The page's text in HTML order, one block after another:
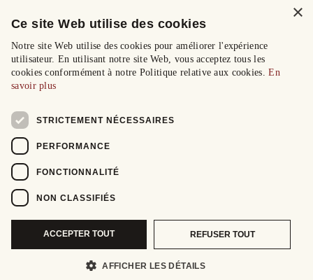
×
Ce site Web utilise des cookies
Notre site Web utilise des cookies pour améliorer l'expérience
utilisateur. En utilisant notre site Web, vous acceptez tous les
cookies conformément à notre Politique relative aux cookies.En
savoir plus
STRICTEMENT NÉCESSAIRES
PERFORMANCE
FONCTIONNALITÉ
NON CLASSIFIÉS
ACCEPTER TOUT REFUSER TOUT
AFFICHER LES DÉTAILS